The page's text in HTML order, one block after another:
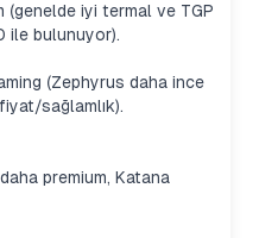
iyi termal ve TGP
bulunuyor).
(Zephyrus daha ince
sağlamlık).
premium, Katana